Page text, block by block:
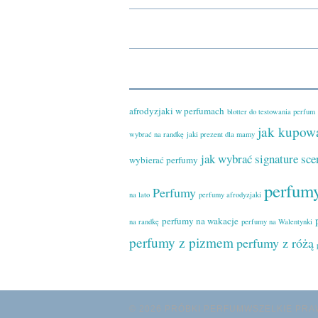
afrodyzjaki w perfumach blotter do testowania perfum
wybrać na randkę jaki prezent dla mamy jak
wybierać perfumy jak wybrać signature
na lato Perfumy perfumy afrodyzjaki
na randkę perfumy na wakacje perfumy na Walentynki
perfumy z pizmem perfumy z różą
© 2026 PRÓBKI PERFUMWSZELKIE